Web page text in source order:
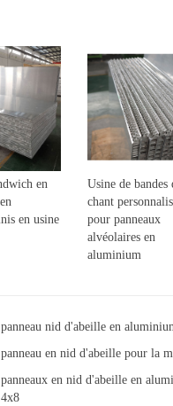
en
en usine
Usine de bandes
chant
pour panneaux
alvéolaires en
aluminium
panneau nid d'abeille en
panneau en nid d'abeille pour la
panneaux en nid d'abeille en
4x8